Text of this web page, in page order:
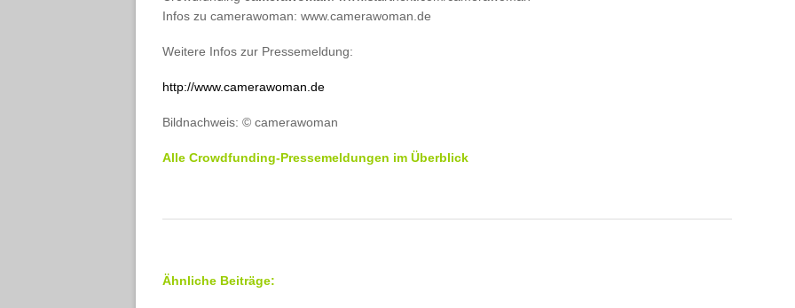
Infos zu camerawoman: www.camerawoman.de
Weitere Infos zur Pressemeldung:
http://www.camerawoman.de
Bildnachweis: © camerawoman
Alle Crowdfunding-Pressemeldungen im Überblick
Ähnliche Beiträge: